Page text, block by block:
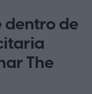
dentro de
The